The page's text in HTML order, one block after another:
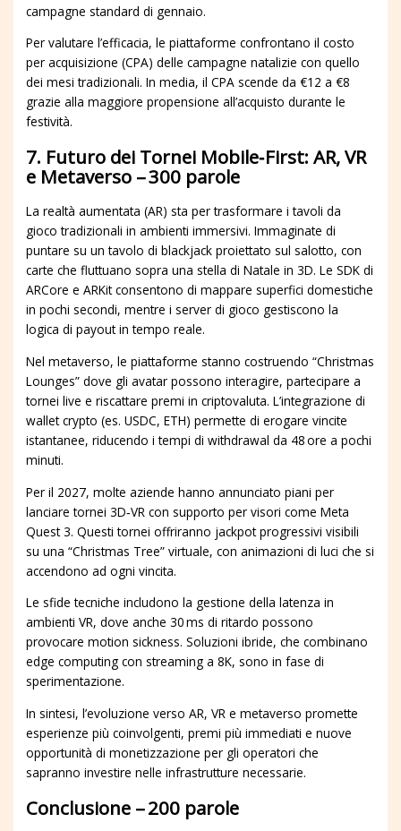
campagne standard di gennaio.
Per valutare l’efficacia, le piattaforme confrontano il costo
per acquisizione (CPA) delle campagne natalizie con quello
dei mesi tradizionali. In media, il CPA scende da €12 a €8
grazie alla maggiore propensione all’acquisto durante le
festività.
7. Futuro dei Tornei Mobile‑First: AR, VR
e Metaverso – 300 parole
La realtà aumentata (AR) sta per trasformare i tavoli da
gioco tradizionali in ambienti immersivi. Immaginate di
puntare su un tavolo di blackjack proiettato sul salotto, con
carte che fluttuano sopra una stella di Natale in 3D. Le SDK di
ARCore e ARKit consentono di mappare superfici domestiche
in pochi secondi, mentre i server di gioco gestiscono la
logica di payout in tempo reale.
Nel metaverso, le piattaforme stanno costruendo “Christmas
Lounges” dove gli avatar possono interagire, partecipare a
tornei live e riscattare premi in criptovaluta. L’integrazione di
wallet crypto (es. USDC, ETH) permette di erogare vincite
istantanee, riducendo i tempi di withdrawal da 48 ore a pochi
minuti.
Per il 2027, molte aziende hanno annunciato piani per
lanciare tornei 3D‑VR con supporto per visori come Meta
Quest 3. Questi tornei offriranno jackpot progressivi visibili
su una “Christmas Tree” virtuale, con animazioni di luci che si
accendono ad ogni vincita.
Le sfide tecniche includono la gestione della latenza in
ambienti VR, dove anche 30 ms di ritardo possono
provocare motion sickness. Soluzioni ibride, che combinano
edge computing con streaming a 8K, sono in fase di
sperimentazione.
In sintesi, l’evoluzione verso AR, VR e metaverso promette
esperienze più coinvolgenti, premi più immediati e nuove
opportunità di monetizzazione per gli operatori che
sapranno investire nelle infrastrutture necessarie.
Conclusione – 200 parole